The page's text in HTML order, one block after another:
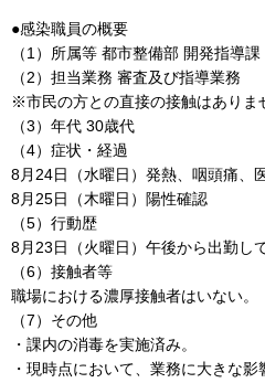
●感染職員の概要
（1）所属等 都市整備部 開発指導課
（2）担当業務 審査及び指導業務
※市民の方との直接の接触はありま
（3）年代 30歳代
（4）症状・経過
8月24日（水曜日）発熱、咽頭痛、
8月25日（木曜日）陽性確認
（5）行動歴
8月23日（火曜日）午後から出勤し
（6）接触者等
職場における濃厚接触者はいない。
（7）その他
・課内の消毒を実施済み。
・現時点において、業務に大きな